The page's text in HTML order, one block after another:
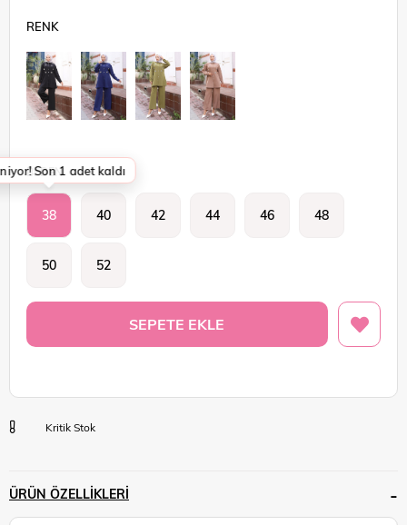
BEDEN
38 40 42 44 46 48
50 52
Kritik Stok
ÜRÜN ÖZELLIKLERI
Son 1 adet kaldı